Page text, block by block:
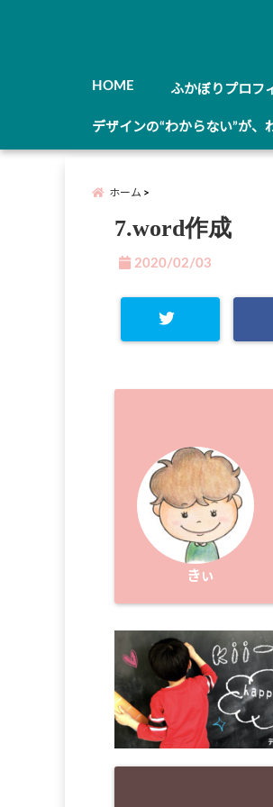
HOME ふかぼりプロフ
デザインの“わからない”が
ホーム
7.word作成
2020/02/03
きぃ